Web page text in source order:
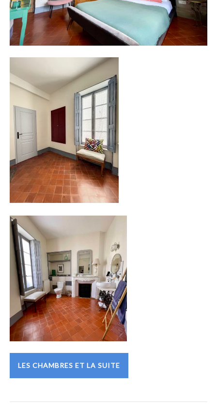
LES CHAMBRES ET LA SUITE